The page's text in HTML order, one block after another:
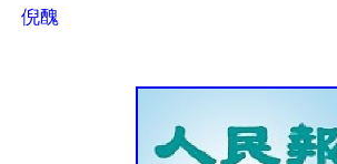
倪醜